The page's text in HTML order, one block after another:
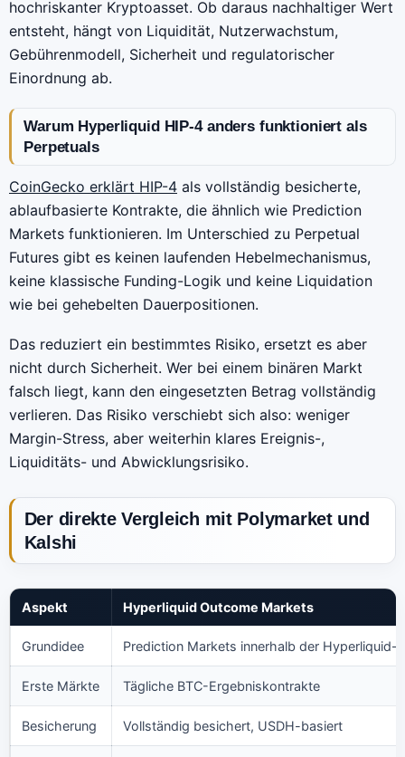
hochriskanter Kryptoasset. Ob daraus nachhaltiger Wert
entsteht, hängt von Liquidität, Nutzerwachstum,
Gebührenmodell, Sicherheit und regulatorischer
Einordnung ab.
Warum Hyperliquid HIP-4 anders funktioniert als
Perpetuals
CoinGecko erklärt HIP-4 als vollständig besicherte,
ablaufbasierte Kontrakte, die ähnlich wie Prediction
Markets funktionieren. Im Unterschied zu Perpetual
Futures gibt es keinen laufenden Hebelmechanismus,
keine klassische Funding-Logik und keine Liquidation
wie bei gehebelten Dauerpositionen.
Das reduziert ein bestimmtes Risiko, ersetzt es aber
nicht durch Sicherheit. Wer bei einem binären Markt
falsch liegt, kann den eingesetzten Betrag vollständig
verlieren. Das Risiko verschiebt sich also: weniger
Margin-Stress, aber weiterhin klares Ereignis-,
Liquiditäts- und Abwicklungsrisiko.
Der direkte Vergleich mit Polymarket und
Kalshi
Aspekt Hyperliquid Outcome Markets
Grundidee Prediction Markets innerhalb der Hyperliquid-
Erste Märkte Tägliche BTC-Ergebniskontrakte
Besicherung Vollständig besichert, USDH-basiert